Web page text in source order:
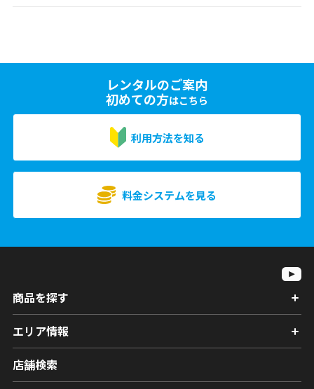
レンタルのご案内
初めての方はこちら
利用方法を知る
料金システムを見る
商品を探す
エリア情報
店舗検索